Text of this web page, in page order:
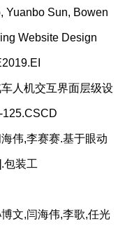
Sun, Bowen
Website Design
人机交互界面层级设
125.CSCD
伟,李赛赛.基于眼动
包装工
文,闫海伟,李歌,任光